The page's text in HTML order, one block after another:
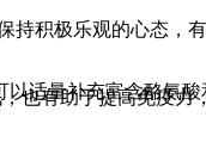
积极乐观的心态，
适量补充富含酪氨
也有助于提高免疫力